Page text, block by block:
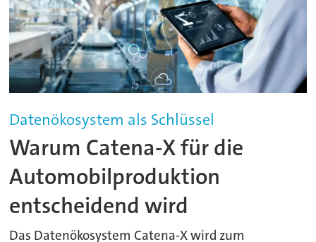
Datenökosystem als Schlüssel
Warum Catena-X für die
Automobilproduktion
entscheidend wird
Das Datenökosystem Catena-X wird zum